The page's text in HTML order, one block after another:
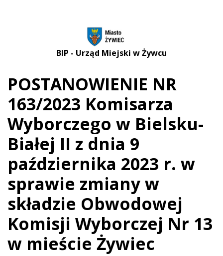
BIP - Urząd Miejski w Żywcu
POSTANOWIENIE NR
163/2023 Komisarza
Wyborczego w Bielsku-
Białej II z dnia 9
października 2023 r. w
sprawie zmiany w
składzie Obwodowej
Komisji Wyborczej Nr 13
w mieście Żywiec